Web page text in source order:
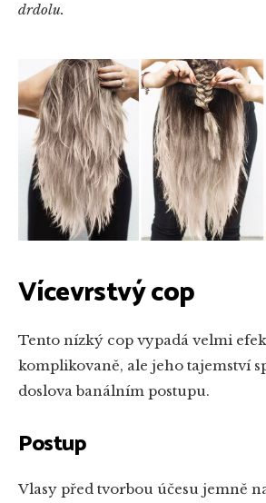
drdolu.
Vícevrstvý cop
Tento nízký cop vypadá velmi
komplikovaně, ale jeho tajemství
doslova banálním postupu.
Postup
Vlasy před tvorbou účesu jemně